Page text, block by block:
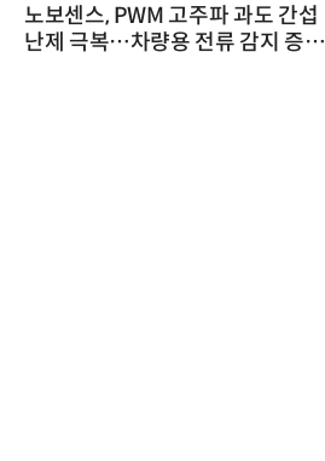
노보센스, PWM 고주파 과도 간섭
난제 극복…차량용 전류 감지 증폭